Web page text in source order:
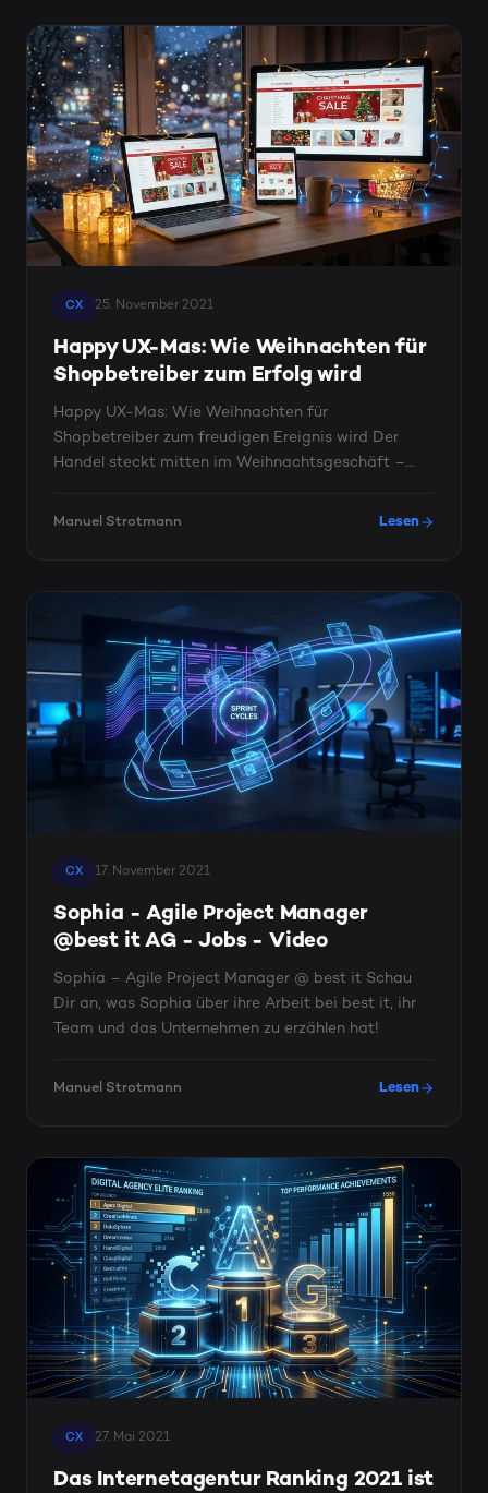
CX 25. November 2021
Happy UX-Mas: Wie Weihnachten für
Shopbetreiber zum Erfolg wird
Happy UX-Mas: Wie Weihnachten für
Shopbetreiber zum freudigen Ereignis wird Der
Handel steckt mitten im Weihnachtsgeschäft –
Manuel Strotmann Lesen
CX 17. November 2021
Sophia - Agile Project Manager
@best it AG - Jobs - Video
Sophia – Agile Project Manager @ best it Schau
Dir an, was Sophia über ihre Arbeit bei best it, ihr
Team und das Unternehmen zu erzählen hat!
Manuel Strotmann Lesen
CX 27. Mai 2021
Das Internetagentur Ranking 2021 ist